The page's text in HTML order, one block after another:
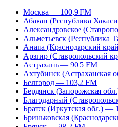
Москва — 100,9 FM
Абакан (Республика
Александровское
Альметьевск (Республика
Анапа (Краснодарский
Арзгир (Ставропольский
Астрахань — 90,5 FM
Ахтубинск (Астраханская
Белгород — 103,2 FM
Бердянск (Запорожская
Благодарный
Братск (Иркутская обл.) —
Бриньковская